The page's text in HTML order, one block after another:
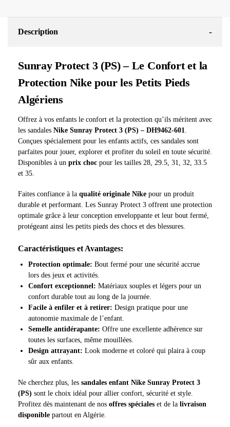
Description -
Sunray Protect 3 (PS) – Le Confort et la
Protection Nike pour les Petits Pieds
Algériens
Offrez à vos enfants le confort et la protection qu’ils méritent avec
les sandales Nike Sunray Protect 3 (PS) – DH9462-601
Conçues spécialement pour les enfants actifs, ces sandales sont
parfaites pour jouer, explorer et profiter du soleil en toute sécurité.
Disponibles à un prix choc pour les tailles 28, 29.5, 31, 32, 33.5
et 35.
Faites confiance à la qualité originale Nike pour un produit
durable et performant. Les Sunray Protect 3 offrent une protection
optimale grâce à leur conception enveloppante et leur bout fermé,
protégeant ainsi les petits pieds des chocs et des blessures.
Caractéristiques et Avantages:
Protection optimale: Bout fermé pour une sécurité accrue
lors des jeux et activités.
Confort exceptionnel: Matériaux souples et légers pour un
confort durable tout au long de la journée.
Facile à enfiler et à retirer: Design pratique pour une
autonomie maximale de l’enfant.
Semelle antidérapante: Offre une excellente adhérence sur
toutes les surfaces, même mouillées.
Design attrayant: Look moderne et coloré qui plaira à coup
sûr aux enfants.
Ne cherchez plus, les sandales enfant Nike Sunray Protect 3
(PS) sont le choix idéal pour allier confort, sécurité et style.
Profitez dès maintenant de nos offres spéciales et de la livraison
disponible partout en Algérie.